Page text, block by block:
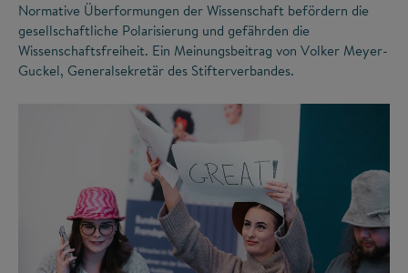
Normative Überformungen der Wissenschaft befördern die
gesellschaftliche Polarisierung und gefährden die
Wissenschaftsfreiheit. Ein Meinungsbeitrag von Volker Meyer-
Guckel, Generalsekretär des Stifterverbandes.